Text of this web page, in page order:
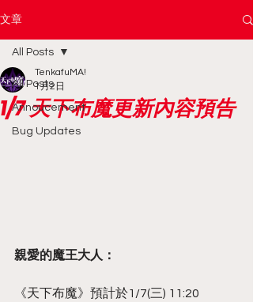
文章
All Posts
Annoucement
Bug Updates
All Posts
1/7 天下布魔更新內容預告
TenkafuMA!
1月2日
親愛的魔王大人：
《天下布魔》預計於1/7(三) 11:20